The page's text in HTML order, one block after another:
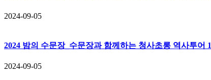
2024-09-05
2024 밤의 수문장_수문장과 함께하는 청사초롱 역사투어 1
2024-09-05